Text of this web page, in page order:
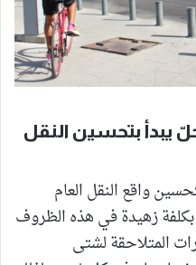
يبدأ بتحسين النقل
واقع النقل العام
زهيدة في هذه الظروف
المتلاحقة لشتى